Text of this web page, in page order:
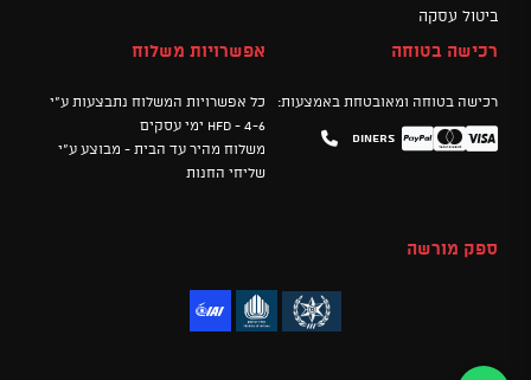
ביטול עסקה
רכישה בטוחה
רכישה בטוחה ומאובטחת באמצעות:
Visa
Mastercard
PayPal
Diners
אפשרויות משלוח
כל אפשרויות המשלוח נתבצעות ע"י
HFD - 4-6 ימי עסקים
משלוח מהיר עד הבית - מבוצע ע"י
שליחי החנות
ספק מורשה